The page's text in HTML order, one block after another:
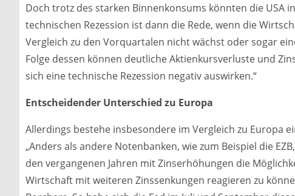
Doch trotz des starken Binnenkonsums könnten die USA
technischen Rezession ist dann die Rede, wenn die
Vergleich zu den Vorquartalen nicht wächst oder sogar
Folge dessen können deutliche Aktienkursverluste und
sich eine technische Rezession negativ auswirken.“
Entscheidender Unterschied zu Europa
Allerdings bestehe insbesondere im Vergleich zu Europa
„Anders als andere Notenbanken, wie zum Beispiel die
den vergangenen Jahren mit Zinserhöhungen die
Wirtschaft mit weiteren Zinssenkungen reagieren zu